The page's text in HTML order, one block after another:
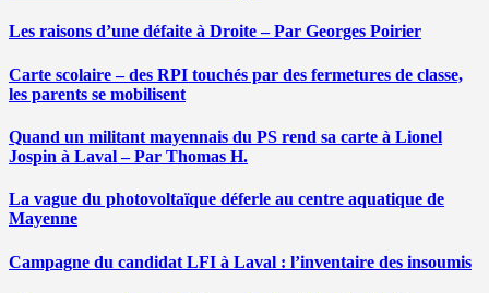
Les raisons d’une défaite à Droite – Par Georges Poirier
Carte scolaire – des RPI touchés par des fermetures de classe,
les parents se mobilisent
Quand un militant mayennais du PS rend sa carte à Lionel
Jospin à Laval – Par Thomas H.
La vague du photovoltaïque déferle au centre aquatique de
Mayenne
Campagne du candidat LFI à Laval : l’inventaire des insoumis